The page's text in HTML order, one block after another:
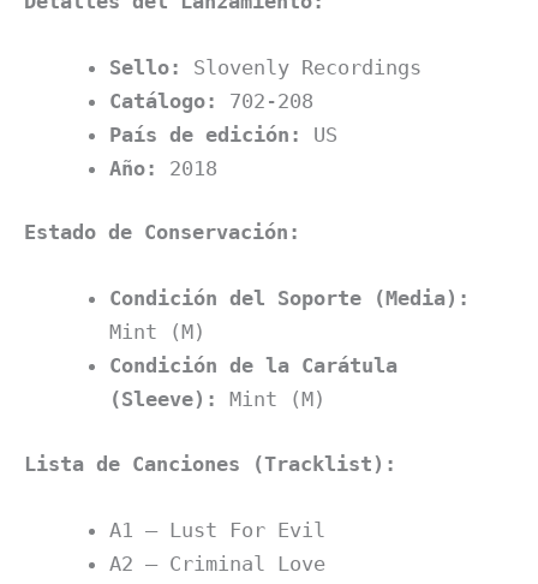
Sello:
Slovenly Recordings
Catálogo:
702-208
País de edición:
US
Año:
2018
Estado de Conservación:
Condición del Soporte (Media):
Mint (M)
Condición de la Carátula
(Sleeve):
Mint (M)
Lista de Canciones (Tracklist):
A1 – Lust For Evil
A2 – Criminal Love